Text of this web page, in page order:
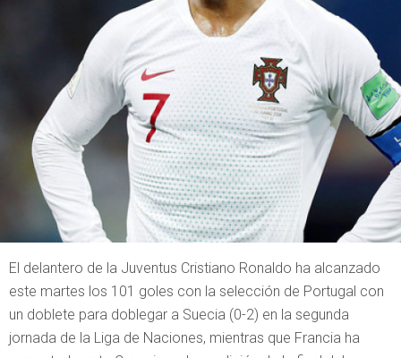
El delantero de la Juventus Cristiano Ronaldo ha alcanzado
este martes los 101 goles con la selección de Portugal con
un doblete para doblegar a Suecia (0-2) en la segunda
jornada de la Liga de Naciones, mientras que Francia ha